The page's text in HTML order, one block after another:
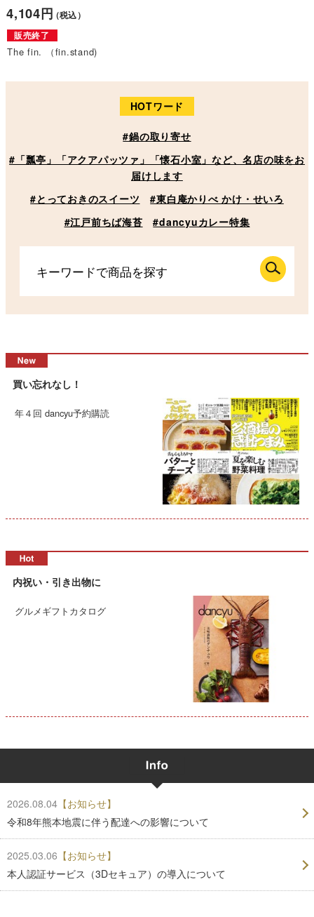
4,104円（税込）
販売終了
The fin. （fin.stand)
HOTワード
#鍋の取り寄せ
#「瓢亭」「アクアパッツァ」「懐石小室」など、名店の味をお
届けします
#とっておきのスイーツ
#東白庵かりべ かけ・せいろ
#江戸前ちば海苔
#dancyuカレー特集
買い忘れなし！
年４回 dancyu予約購読
内祝い・引き出物に
グルメギフトカタログ
2026.08.04 【お知らせ】
令和8年熊本地震に伴う配達への影響について
2025.03.06 【お知らせ】
本人認証サービス（3Dセキュア）の導入について